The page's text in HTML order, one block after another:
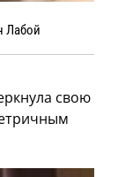
Лабой
свою